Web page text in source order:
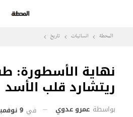
المحطة انسانيات تاريخ
نهاية الأسطورة:
ريتشارد قلب الأسد
بواسطة عمرو عدوي في 9 نوفمبر 2021